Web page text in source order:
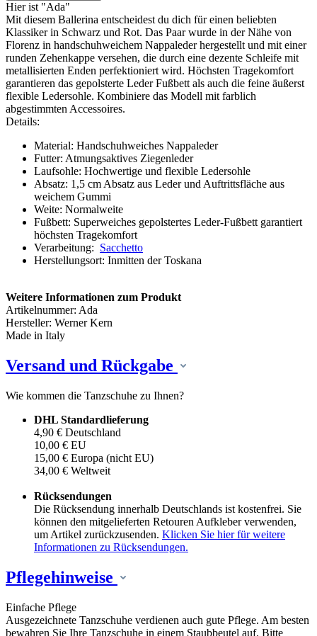
Hier ist "Ada"
Mit diesem Ballerina entscheidest du dich für einen beliebten
Klassiker in Schwarz und Rot. Das Paar wurde in der Nähe von
Florenz in handschuhweichem Nappaleder hergestellt und mit einer
runden Zehenkappe versehen, die durch eine dezente Schleife mit
metallisierten Enden perfektioniert wird. Höchsten Tragekomfort
garantieren das gepolsterte Leder Fußbett als auch die feine äußerst
flexible Ledersohle. Kombiniere das Modell mit farblich
abgestimmten Accessoires.
Details:
Material: Handschuhweiches Nappaleder
Futter: Atmungsaktives Ziegenleder
Laufsohle: Hochwertige und flexible Ledersohle
Absatz: 1,5 cm Absatz aus Leder und Auftrittsfläche aus
weichem Gummi
Weite: Normalweite
Fußbett: Superweiches gepolstertes Leder-Fußbett garantiert
höchsten Tragekomfort
Verarbeitung: Sacchetto
Herstellungsort: Inmitten der Toskana
Weitere Informationen zum Produkt
Artikelnummer: Ada
Hersteller: Werner Kern
Made in Italy
Versand und Rückgabe
Wie kommen die Tanzschuhe zu Ihnen?
DHL Standardlieferung
4,90 € Deutschland
10,00 € EU
15,00 € Europa (nicht EU)
34,00 € Weltweit
Rücksendungen
Die Rücksendung innerhalb Deutschlands ist kostenfrei. Sie
können den mitgelieferten Retouren Aufkleber verwenden,
um Artikel zurückzusenden. Klicken Sie hier für weitere
Informationen zu Rücksendungen.
Pflegehinweise
Einfache Pflege
Ausgezeichnete Tanzschuhe verdienen auch gute Pflege. Am besten
bewahren Sie Ihre Tanzschuhe in einem Staubbeutel auf. Bitte